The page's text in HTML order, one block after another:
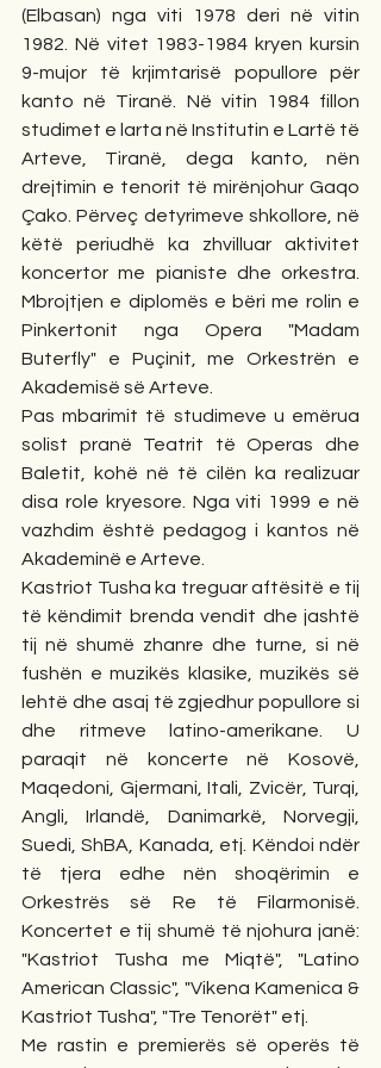
(Elbasan) nga viti 1978 deri në vitin
1982. Në vitet 1983-1984 kryen kursin
9-mujor të krjimtarisë popullore për
kanto në Tiranë. Në vitin 1984 fillon
studimet e larta në Institutin e Lartë të
Arteve, Tiranë, dega kanto, nën
drejtimin e tenorit të mirënjohur Gaqo
Çako. Përveç detyrimeve shkollore, në
këtë periudhë ka zhvilluar aktivitet
koncertor me pianiste dhe orkestra.
Mbrojtjen e diplomës e bëri me rolin e
Pinkertonit nga Opera "Madam
Buterfly" e Puçinit, me Orkestrën e
Akademisë së Arteve.
Pas mbarimit të studimeve u emërua
solist pranë Teatrit të Operas dhe
Baletit, kohë në të cilën ka realizuar
disa role kryesore. Nga viti 1999 e në
vazhdim është pedagog i kantos në
Akademinë e Arteve.
Kastriot Tusha ka treguar aftësitë e tij
të këndimit brenda vendit dhe jashtë
tij në shumë zhanre dhe turne, si në
fushën e muzikës klasike, muzikës së
lehtë dhe asaj të zgjedhur popullore si
dhe ritmeve latino-amerikane. U
paraqit në koncerte në Kosovë,
Maqedoni, Gjermani, Itali, Zvicër, Turqi,
Angli, Irlandë, Danimarkë, Norvegji,
Suedi, ShBA, Kanada, etj. Këndoi ndër
të tjera edhe nën shoqërimin e
Orkestrës së Re të Filarmonisë.
Koncertet e tij shumë të njohura janë:
"Kastriot Tusha me Miqtë", "Latino
American Classic", "Vikena Kamenica &
Kastriot Tusha", "Tre Tenorët" etj.
Me rastin e premierës së operës të